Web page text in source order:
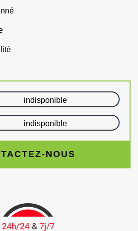
indisponible
indisponible
NOUS